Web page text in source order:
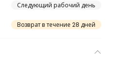
Следующий рабочий день
Возврат в течение 28 дней